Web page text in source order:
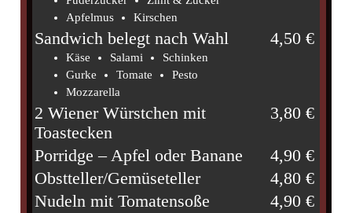
Apfelmus
Kirschen
Sandwich belegt nach Wahl
Käse Salami
Schinken
Gurke
Tomate
Pesto
Mozzarella
4,50 €
2 Wiener Würstchen mit
Toastecken
3,80 €
Porridge – Apfel oder Banane
4,90 €
Obstteller/Gemüseteller
4,80 €
Nudeln mit Tomatensoße
4,90 €